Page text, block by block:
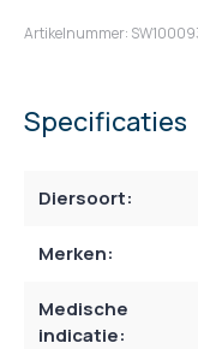
Artikelnummer:
Specificaties
Diersoort:
Merken:
Medische
indicatie: